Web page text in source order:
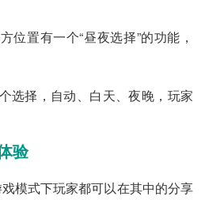
位置有一个“昼夜选择”的功能，
选择，自动、白天、夜晚，玩家
验
模式下玩家都可以在其中的分享